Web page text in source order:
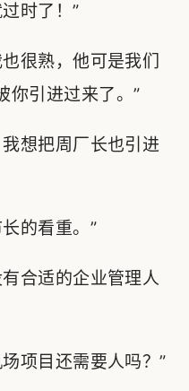
时了！”
很熟，他可是我们
你引进过来了。”
想把周厂长也引进
的看重。”
合适的企业管理人
项目还需要人吗？”